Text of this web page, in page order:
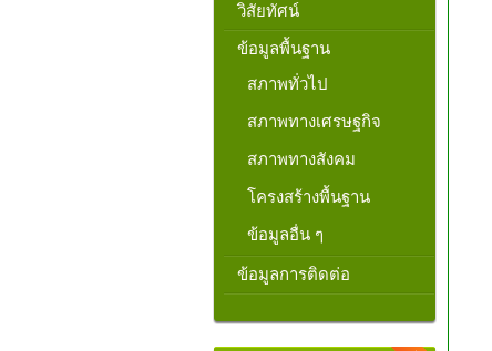
วิสัยทัศน์
ข้อมูลพื้นฐาน
สภาพทั่วไป
สภาพทางเศรษฐกิจ
สภาพทางสังคม
โครงสร้างพื้นฐาน
ข้อมูลอื่น ๆ
ข้อมูลการติดต่อ